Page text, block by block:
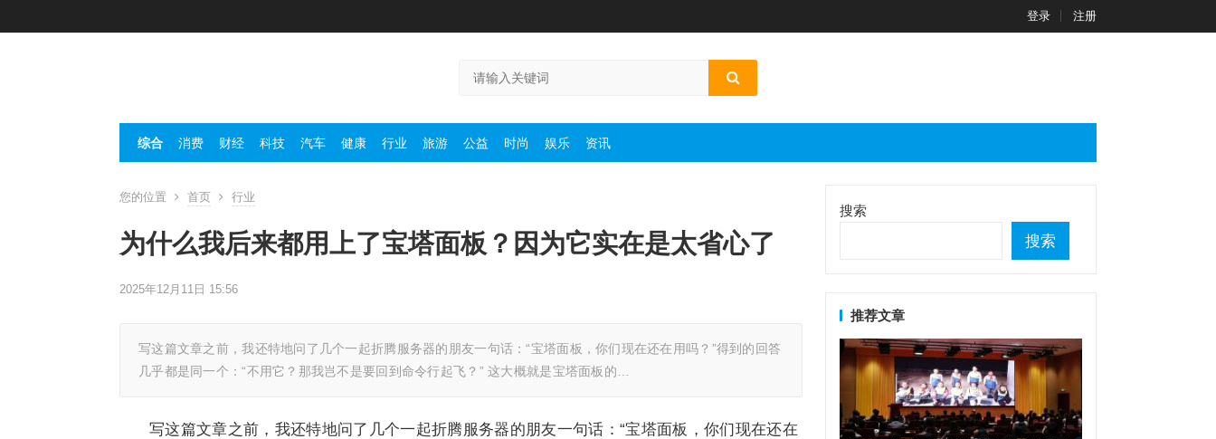
登录 注册
综合 消费 财经 科技 汽车 健康 行业 旅游 公益 时尚 娱乐 资讯
您的位置 首页 行业
为什么我后来都用上了宝塔面板？因为它实在是太省心了
2025年12月11日 15:56
写这篇文章之前，我还特地问了几个一起折腾服务器的朋友一句话：“宝塔面板，你们现在还在用吗？”得到的回答
几乎都是同一个：“不用它？那我岂不是要回到命令行起飞？” 这大概就是宝塔面板的…
写这篇文章之前，我还特地问了几个一起折腾服务器的朋友一句话：“宝塔面板，你们现在还在
搜索
搜索
推荐文章